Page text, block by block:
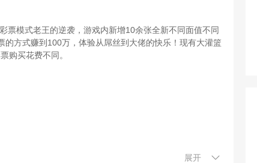
票模式老王的逆袭，游戏内新增10余张全新不同面值不同
方式赚到100万，体验从屌丝到大佬的快乐！现有大灌篮
购买花费不同。
展开